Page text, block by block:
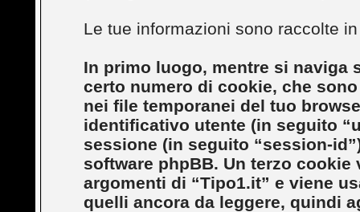
Le tue informazioni sono raccolte
In primo luogo, mentre si naviga
certo numero di cookie, che
nei file temporanei del tuo
identificativo utente (in seguito
sessione (in seguito “session-
software phpBB. Un terzo
argomenti di “Tipo1.it” e viene
quelli ancora da leggere, quindi